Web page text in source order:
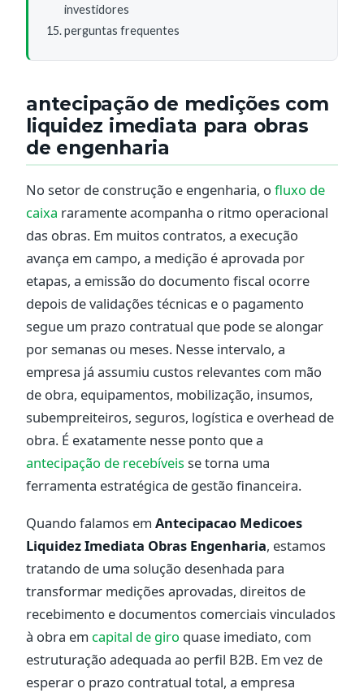
investidores
perguntas frequentes
antecipação de medições com
liquidez imediata para obras
de engenharia
No setor de construção e engenharia, o fluxo de
caixa raramente acompanha o ritmo operacional
das obras. Em muitos contratos, a execução
avança em campo, a medição é aprovada por
etapas, a emissão do documento fiscal ocorre
depois de validações técnicas e o pagamento
segue um prazo contratual que pode se alongar
por semanas ou meses. Nesse intervalo, a
empresa já assumiu custos relevantes com mão
de obra, equipamentos, mobilização, insumos,
subempreiteiros, seguros, logística e overhead de
obra. É exatamente nesse ponto que a
antecipação de recebíveis se torna uma
ferramenta estratégica de gestão financeira.
Quando falamos em Antecipacao Medicoes
Liquidez Imediata Obras Engenharia, estamos
tratando de uma solução desenhada para
transformar medições aprovadas, direitos de
recebimento e documentos comerciais vinculados
à obra em capital de giro quase imediato, com
estruturação adequada ao perfil B2B. Em vez de
esperar o prazo contratual total, a empresa